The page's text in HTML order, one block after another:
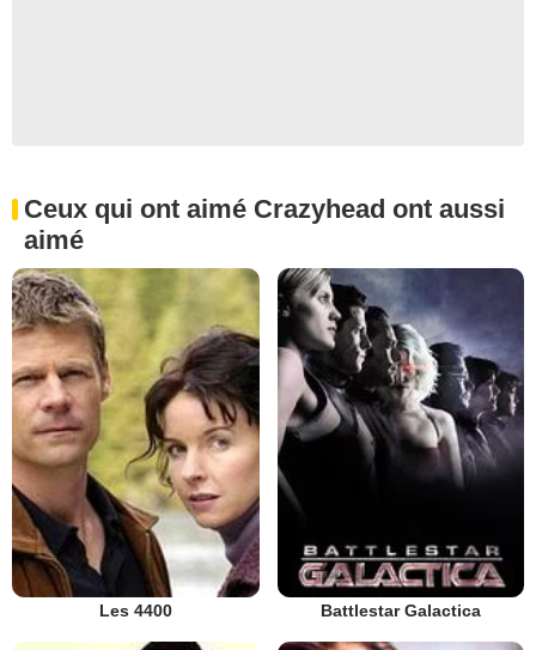
Ceux qui ont aimé Crazyhead ont aussi
aimé
Les 4400 Battlestar Galactica